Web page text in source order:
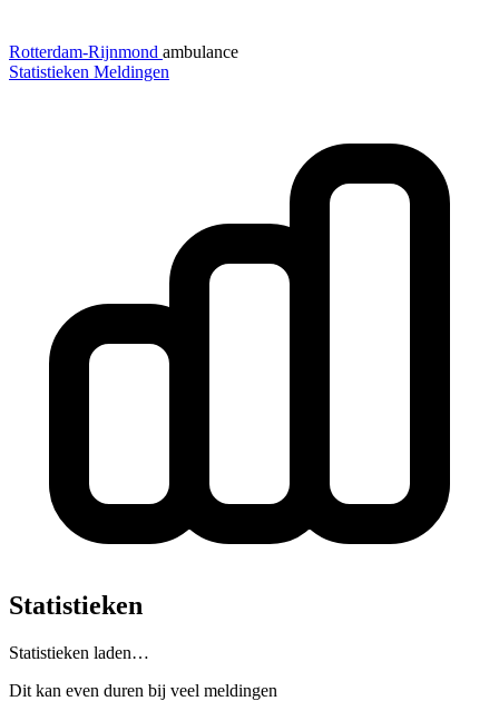
Rotterdam-Rijnmond ambulance
Statistieken Meldingen
Statistieken
Statistieken laden…
Dit kan even duren bij veel meldingen